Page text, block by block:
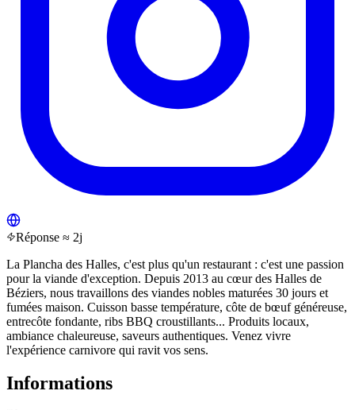
Réponse ≈ 2j
La Plancha des Halles, c'est plus qu'un restaurant : c'est une passion
pour la viande d'exception. Depuis 2013 au cœur des Halles de
Béziers, nous travaillons des viandes nobles maturées 30 jours et
fumées maison. Cuisson basse température, côte de bœuf généreuse,
entrecôte fondante, ribs BBQ croustillants... Produits locaux,
ambiance chaleureuse, saveurs authentiques. Venez vivre
l'expérience carnivore qui ravit vos sens.
Informations